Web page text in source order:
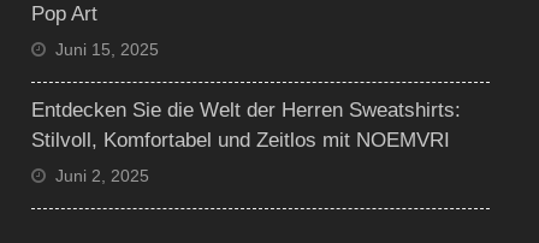
Pop Art
Juni 15, 2025
Entdecken Sie die Welt der Herren Sweatshirts:
Stilvoll, Komfortabel und Zeitlos mit NOEMVRI
Juni 2, 2025